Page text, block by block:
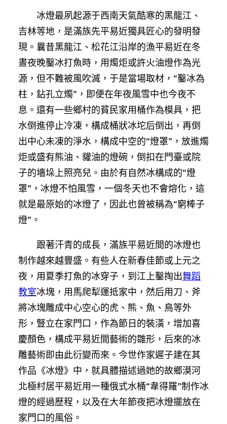
冰燈最夙起源于西南天氣酷寒的黑龍江、
吉林等地，是滿族先平易近獨具匠心的發明發
現。曩昔黑龍江、松花江沿岸的漁平易近在冬
晝夜晚鑿冰打魚時，用燭炬或許火油燈作為光
源，但不難被風吹滅，于是當場取材，“鑿冰為
柱，鉆孔立燭”，即便在年夜風雪中也今夜不
息。還有一些鄉村的貧民家用桶作為模具，把
水倒進停止冷凍，構成桶狀冰坨后倒出，再倒
出中心未凍的淨水，構成中空的“燈罩”，放進燭
炬或盛有熊油、貛油的燈碗，倒扣在門臺或院
子的墻垛上照亮兒。由於有自然冰構成的“燈
罩”，冰燈不怕風雪，一個冬天也不會熔化，這
就是最原始的冰燈了，因此也曾被稱為“窮棒子
燈”。
跟著汗青的成長，滿族平易近間的冰燈也
制作越來越豐盛。有些人在新春佳節或上元之
夜，用夏季打魚的冰穿子，到江上鑿掏出舞蹈
教室冰塊，用馬爬犁運抵家中，然后用刀、斧
將冰塊雕成中心空心的虎、熊、魚、鳥等外
形，豎立在家門口，作為節日的裝潢，增加喜
慶顏色，構成平易近間藝術的雛形，后來的冰
雕藝術即由此衍變而來。今世作家遲子建在其
作品《冰燈》中，就具體描述過她的故鄉漠河
北極村居平易近用一種俄式水桶“韋得羅”制作冰
燈的經過歷程，以及在大年節夜把冰燈擺放在
家門口的風俗。